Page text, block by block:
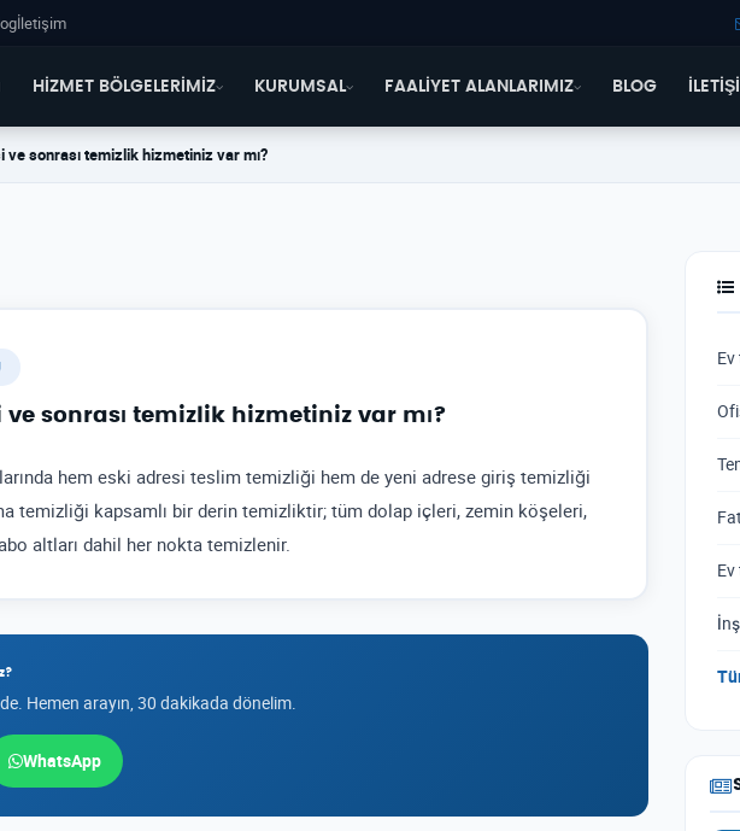
İletişim
HİZMET BÖLGELERİMİZ KURUMSAL FAALİYET ALANLARIMIZ BLOG
ve sonrası temizlik hizmetiniz var mı?
ve sonrası temizlik hizmetiniz var mı?
hem eski adresi teslim temizliği hem de yeni adrese giriş temizliği
temizliği kapsamlı bir derin temizliktir; tüm dolap içleri, zemin köşeleri,
altları dahil her nokta temizlenir.
Hemen arayın, 30 dakikada dönelim.
WhatsApp